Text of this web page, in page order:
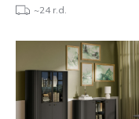
~24 r.d.